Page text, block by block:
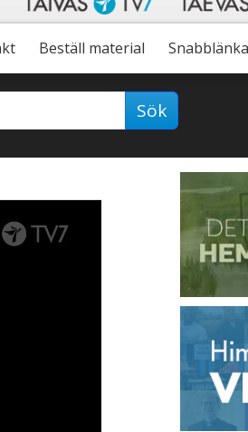
Beställ material
Sök